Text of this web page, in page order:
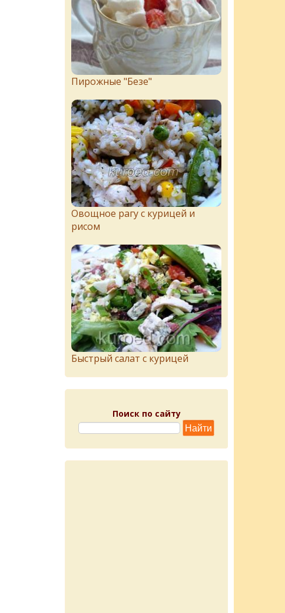
Пирожныe "Бeзe"
Овощное рагу с курицей и
рисом
Быстрый салат с курицей
Поиск по сайту